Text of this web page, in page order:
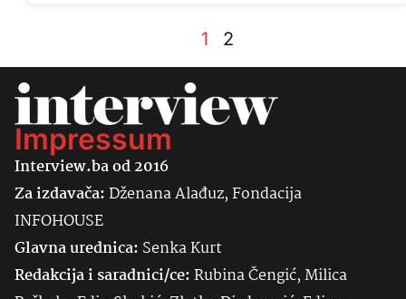
1 2
Impressum
Interview.ba od 2016
Za izdavača:Dženana Alađuz, Fondacija
INFOHOUSE
Glavna urednica: SenkaKurt
Redakcija i saradnici/ce:Rubina Čengić, Milica